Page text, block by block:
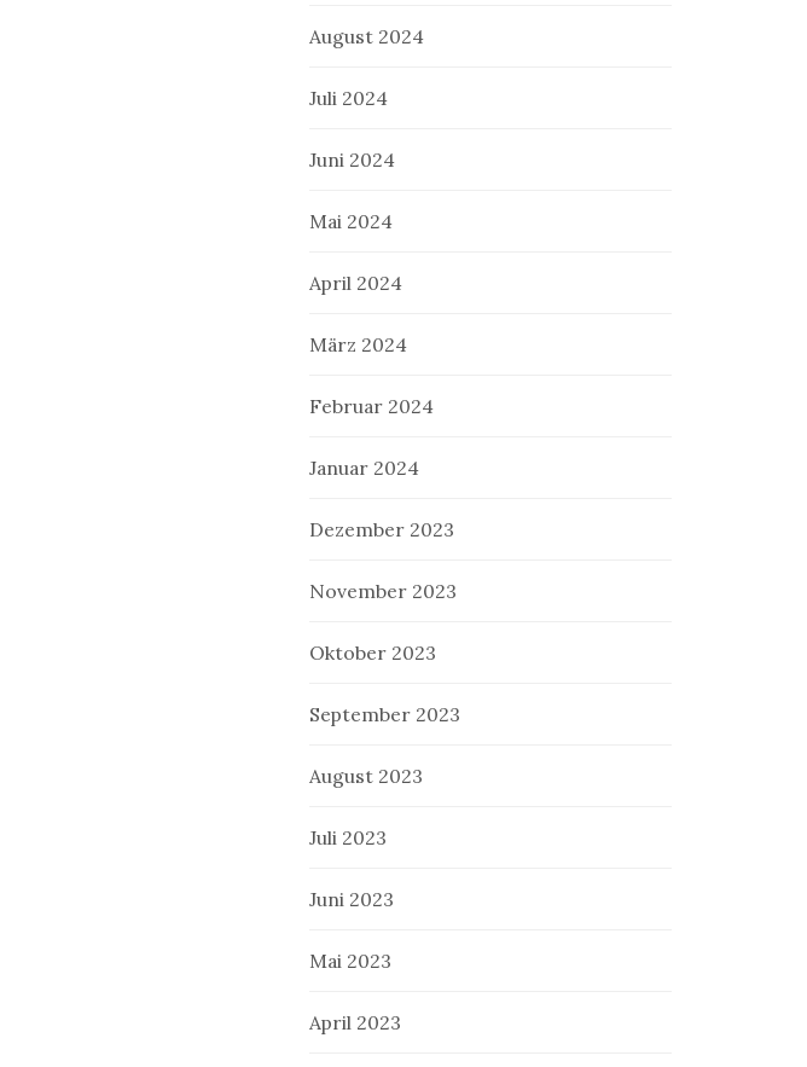
August 2024
Juli 2024
Juni 2024
Mai 2024
April 2024
März 2024
Februar 2024
Januar 2024
Dezember 2023
November 2023
Oktober 2023
September 2023
August 2023
Juli 2023
Juni 2023
Mai 2023
April 2023